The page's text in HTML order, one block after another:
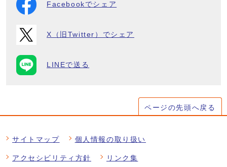
Facebookでシェア
X（旧Twitter）でシェア
LINEで送る
ページの先頭へ戻る
サイトマップ 個人情報の取り扱い
アクセシビリティ方針 リンク集